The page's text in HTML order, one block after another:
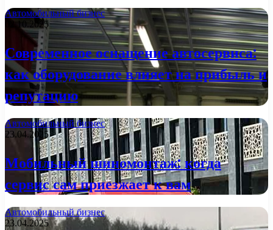
Автомобильный бизнес
02.10.2025
Современное оснащение автосервиса:
как оборудование влияет на прибыль и
репутацию
Автомобильный бизнес
23.04.2025
Мобильный шиномонтаж: когда
сервис сам приезжает к вам
Автомобильный бизнес
23.04.2025